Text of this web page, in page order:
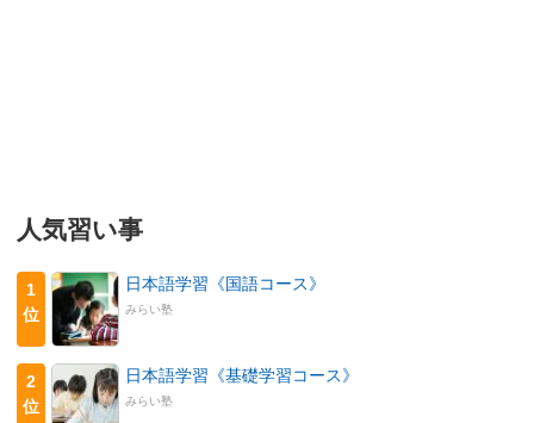
人気習い事
1
位
日本語学習《国語コース》
みらい塾
2
位
日本語学習《基礎学習コース》
みらい塾